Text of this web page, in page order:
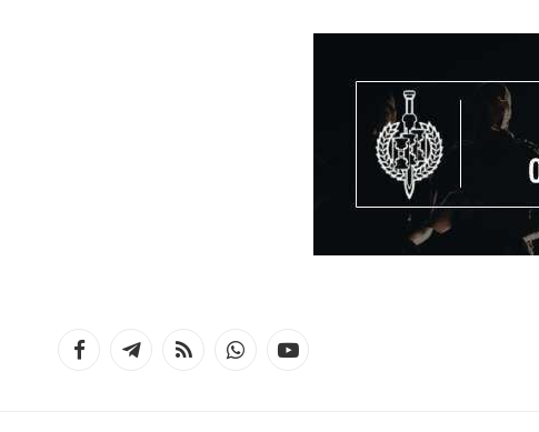
FacebookTelegramRSS WhatsAppYouTube